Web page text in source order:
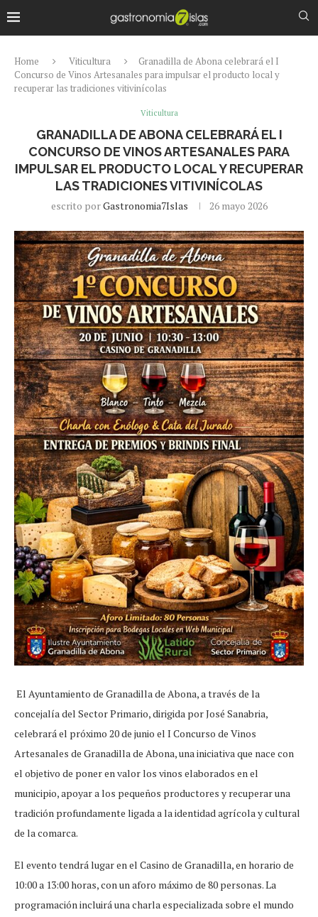
Home Viticultura
Granadilla de Abona celebrará el I
Concurso de Vinos Artesanales para impulsar el producto local y
recuperar las tradiciones vitivinícolas
Viticultura
GRANADILLA DE ABONA CELEBRARÁ EL I
CONCURSO DE VINOS ARTESANALES PARA
IMPULSAR EL PRODUCTO LOCAL Y RECUPERAR
LAS TRADICIONES VITIVINÍCOLAS
escrito porGastronomia7Islas 26 mayo 2026
El Ayuntamiento de Granadilla de Abona, a través de la
concejalía del Sector Primario, dirigida por José Sanabria,
celebrará el próximo 20 de junio el I Concurso de Vinos
Artesanales de Granadilla de Abona, una iniciativa que nace con
el objetivo de poner en valor los vinos elaborados en el
municipio, apoyar a los pequeños productores y recuperar una
tradición profundamente ligada a la identidad agrícola y cultural
de la comarca.
El evento tendrá lugar en el Casino de Granadilla, en horario de
10:00 a 13:00 horas, con un aforo máximo de 80 personas. La
programación incluirá una charla especializada sobre el mundo